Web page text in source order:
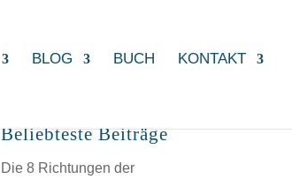
BLOG BUCH KONTAKT
Beliebteste Beiträge
Die 8 Richtungen der